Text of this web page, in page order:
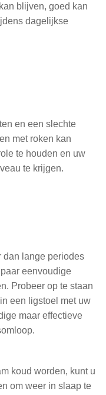
blijven, goed kan
dagelijkse
en een slechte
met roken kan
te houden en uw
te krijgen.
dan lange periodes
eenvoudige
Probeer op te staan
een ligstoel met uw
maar effectieve
koud worden, kunt u
om weer in slaap te